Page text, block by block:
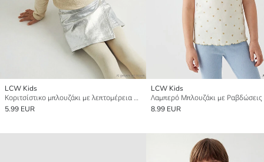
LCW Kids
Κοριτσίστικο μπλουζάκι με λεπτομέρεια φιόγκο με γκλίτερ
5.99 EUR
LCW Kids
8.99 EUR